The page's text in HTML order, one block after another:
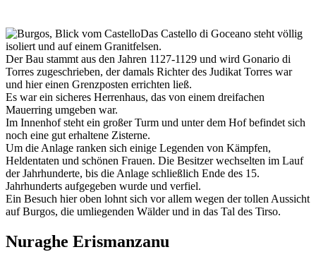
Das Castello di Goceano steht völlig
isoliert und auf einem Granitfelsen.
Der Bau stammt aus den Jahren 1127-1129 und wird Gonario di
Torres zugeschrieben, der damals Richter des Judikat Torres war
und hier einen Grenzposten errichten ließ.
Es war ein sicheres Herrenhaus, das von einem dreifachen
Mauerring umgeben war.
Im Innenhof steht ein großer Turm und unter dem Hof befindet sich
noch eine gut erhaltene Zisterne.
Um die Anlage ranken sich einige Legenden von Kämpfen,
Heldentaten und schönen Frauen. Die Besitzer wechselten im Lauf
der Jahrhunderte, bis die Anlage schließlich Ende des 15.
Jahrhunderts aufgegeben wurde und verfiel.
Ein Besuch hier oben lohnt sich vor allem wegen der tollen Aussicht
auf Burgos, die umliegenden Wälder und in das Tal des Tirso.
Nuraghe Erismanzanu